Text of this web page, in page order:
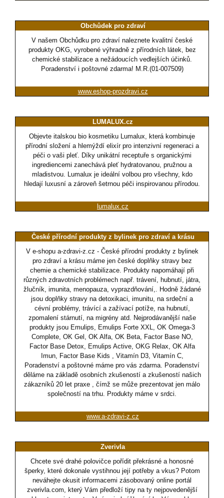
Obchůdek pro zdraví
V našem Obchůdku pro zdraví naleznete kvalitní české
produkty OKG, vyrobené výhradně z přírodních látek, bez
chemické stabilizace a nežádoucích vedlejších účinků.
Poradenství i poštovné zdarma! M.R.(01-007509)
www.eshop-prozdravi.cz
LUMALUX.cz
Objevte italskou bio kosmetiku Lumalux, která kombinuje
přírodní složení a hlemýždí elixír pro intenzivní regeneraci a
péči o vaši pleť. Díky unikátní receptuře s organickými
ingrediencemi zanechává pleť hydratovanou, pružnou a
mladistvou. Lumalux je ideální volbou pro všechny, kdo
hledají luxusní a zároveň šetrnou péči inspirovanou přírodou.
lumalux.cz
České přírodní produkty z bylinek pro zdraví a krásu
V e-shopu a-zdravi-z.cz - České přírodní produkty z bylinek
pro zdraví a krásu máme jen české doplňky stravy bez
chemie a chemické stabilizace. Produkty napomáhají při
různých zdravotních problémech např. trávení, hubnutí, játra,
žlučník, imunita, menopauza, vyprazdňování,. Hodně žádané
jsou doplňky stravy na detoxikaci, imunitu, na srdeční a
cévní problémy, trávící a zažívací potíže, na hubnutí,
zpomalení stárnutí, na migrény atd. Nejprodávanější naše
produkty jsou Emulips, Emulips Forte XXL, OK Omega-3
Complete, OK Gel, OK Alfa, OK Beta, Factor Base NO,
Factor Base Detox, Emulips Active, OKG Relax, OK Alfa
Imun, Factor Base Kids , Vitamín D3, Vitamín C,
Poradenství a poštovné máme pro vás zdarma. Poradenství
děláme na základě osobních zkušeností a zkušeností našich
zákazníků 20 let praxe , čímž se může prezentovat jen málo
společností na trhu. Produkty máme v srdci.
www.a-zdravi-z.cz
Zverivla
Chcete své drahé polovičce pořídit překrásné a honosné
šperky, které dokonale vystihnou její potřeby a vkus? Potom
neváhejte okusit informacemi zásobovaný online portál
zverivla.com, který Vám předloží tipy na ty nejpovedenější